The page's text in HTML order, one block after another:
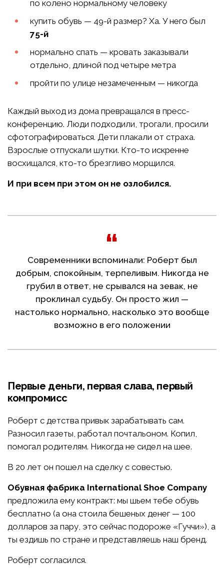
по колено нормальному человеку
купить обувь — 49-й размер? Ха. У него был
75-й
нормально спать — кровать заказывали
отдельно, длиной под четыре метра
пройти по улице незамеченным — никогда
Каждый выход из дома превращался в пресс-
конференцию. Люди подходили, трогали, просили
сфотографироваться. Дети плакали от страха.
Взрослые отпускали шутки. Кто-то искренне
восхищался, кто-то брезгливо морщился.
И при всем при этом он не озлобился.
Современники вспоминали: Роберт был
добрым, спокойным, терпеливым. Никогда не
грубил в ответ, не срывался на зевак, не
проклинал судьбу. Он просто жил —
настолько нормально, насколько это вообще
возможно в его положении
Первые деньги, первая слава, первый
компромисс
Роберт с детства привык зарабатывать сам.
Разносил газеты, работал почтальоном. Копил,
помогал родителям. Никогда не сидел на шее.
В 20 лет он пошел на сделку с совестью.
Обувная фабрика International Shoe Company
предложила ему контракт: мы шьем тебе обувь
бесплатно (а она стоила бешеных денег — 100
долларов за пару, это сейчас подороже «Гуччи»), а
ты ездишь по стране и представляешь наш бренд.
Роберт согласился.